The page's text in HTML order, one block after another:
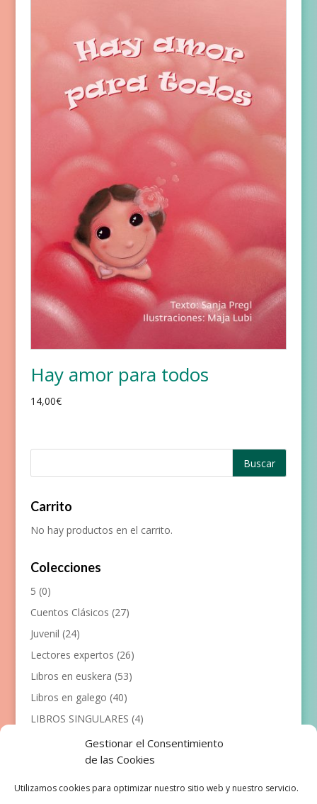
Gestionar el Consentimiento
de las Cookies
Utilizamos cookies para optimizar nuestro sitio web y nuestro servicio.
Hay amor para todos
14,00€
Carrito
No hay productos en el carrito.
Colecciones
5 (0)
Cuentos Clásicos (27)
Juvenil (24)
Lectores expertos (26)
Libros en euskera (53)
Libros en galego (40)
LIBROS SINGULARES (4)
Llibres en català (117)
Manualidades (53)
Primeros lectores
(101)